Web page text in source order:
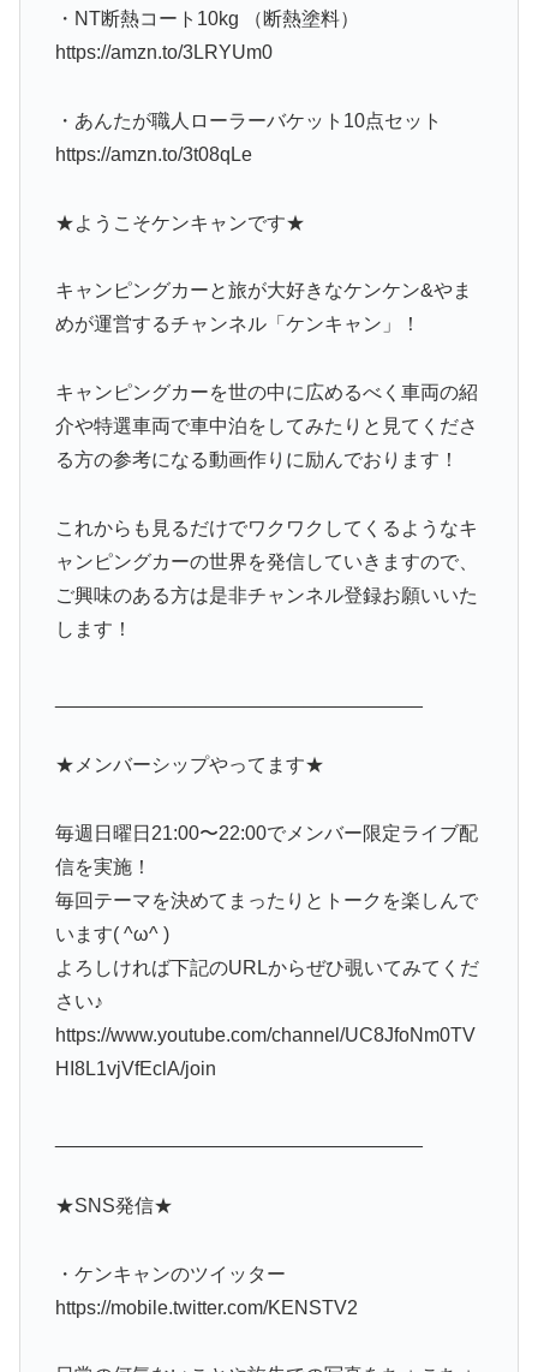
・NT断熱コート10kg （断熱塗料）
https://amzn.to/3LRYUm0
・あんたが職人ローラーバケット10点セット
https://amzn.to/3t08qLe
★ようこそケンキャンです★
キャンピングカーと旅が大好きなケンケン&やま
めが運営するチャンネル「ケンキャン」！
キャンピングカーを世の中に広めるべく車両の紹
介や特選車両で車中泊をしてみたりと見てくださ
る方の参考になる動画作りに励んでおります！
これからも見るだけでワクワクしてくるようなキ
ャンピングカーの世界を発信していきますので、
ご興味のある方は是非チャンネル登録お願いいた
します！
★メンバーシップやってます★
毎週日曜日21:00〜22:00でメンバー限定ライブ配
信を実施！
毎回テーマを決めてまったりとトークを楽しんで
います( ^ω^ )
よろしければ下記のURLからぜひ覗いてみてくだ
さい♪
https://www.youtube.com/channel/UC8JfoNm0TV
HI8L1vjVfEclA/join
★SNS発信★
・ケンキャンのツイッター
https://mobile.twitter.com/KENSTV2